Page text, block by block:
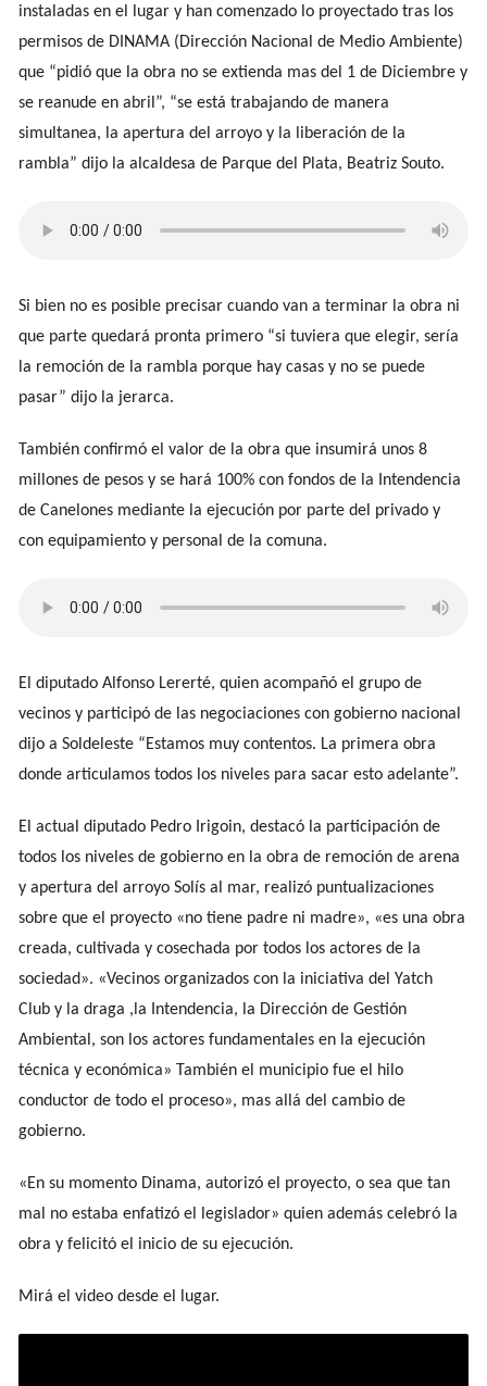
instaladas en el lugar y han comenzado lo proyectado tras los
permisos de DINAMA (Dirección Nacional de Medio Ambiente)
que “pidió que la obra no se extienda mas del 1 de Diciembre y
se reanude en abril”, “se está trabajando de manera
simultanea, la apertura del arroyo y la liberación de la
rambla” dijo la alcaldesa de Parque del Plata, Beatriz Souto.
Si bien no es posible precisar cuando van a terminar la obra ni
que parte quedará pronta primero “si tuviera que elegir, sería
la remoción de la rambla porque hay casas y no se puede
pasar” dijo la jerarca.
También confirmó el valor de la obra que insumirá unos 8
millones de pesos y se hará 100% con fondos de la Intendencia
de Canelones mediante la ejecución por parte del privado y
con equipamiento y personal de la comuna.
El diputado Alfonso Lererté, quien acompañó el grupo de
vecinos y participó de las negociaciones con gobierno nacional
dijo a Soldeleste “Estamos muy contentos. La primera obra
donde articulamos todos los niveles para sacar esto adelante”.
El actual diputado Pedro Irigoin, destacó la participación de
todos los niveles de gobierno en la obra de remoción de arena
y apertura del arroyo Solís al mar, realizó puntualizaciones
sobre que el proyecto «no tiene padre ni madre», «es una obra
creada, cultivada y cosechada por todos los actores de la
sociedad». «Vecinos organizados con la iniciativa del Yatch
Club y la draga ,la Intendencia, la Dirección de Gestión
Ambiental, son los actores fundamentales en la ejecución
técnica y económica» También el municipio fue el hilo
conductor de todo el proceso», mas allá del cambio de
gobierno.
«En su momento Dinama, autorizó el proyecto, o sea que tan
mal no estaba enfatizó el legislador» quien además celebró la
obra y felicitó el inicio de su ejecución.
Mirá el video desde el lugar.